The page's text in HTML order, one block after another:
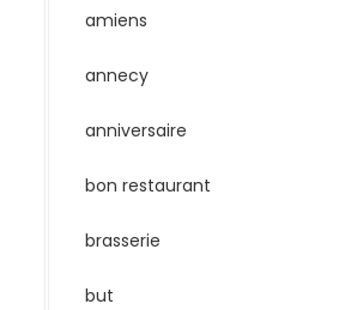
amiens
annecy
anniversaire
bon restaurant
brasserie
but